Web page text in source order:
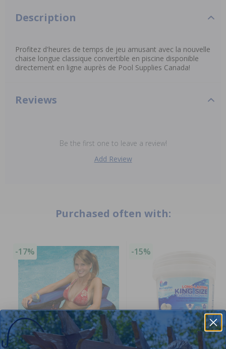
Description
Profitez d'heures de temps de jeu amusant avec la nouvelle
chaise longue classique convertible en piscine disponible
directement en ligne auprès de Pool Supplies Canada!
Reviews
Be the first one to leave a review!
Add Review
Purchased often with:
-17% -15%